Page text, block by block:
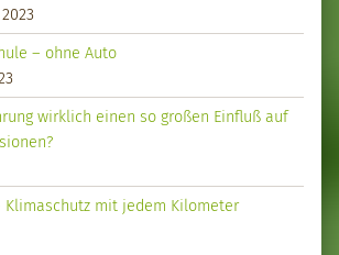
– ohne Auto
wirklich einen so großen Einfluß auf
Klimaschutz mit jedem Kilometer